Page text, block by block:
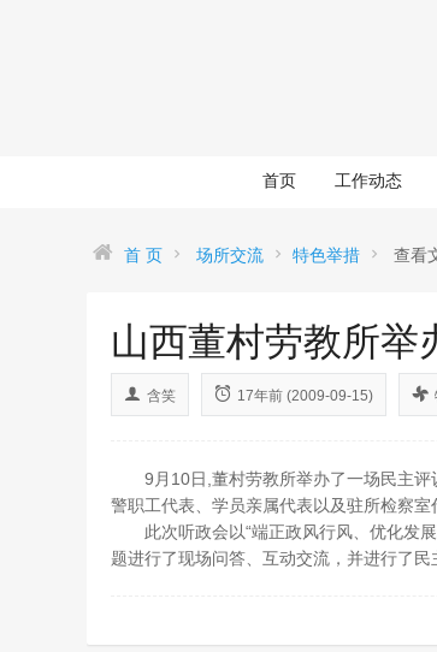
首页 工作动态
首 页 场所交流 特色举措 查看
山西董村劳教所举
含笑 17年前 (2009-09-15)
9月10日,董村劳教所举办了一场民主
警职工代表、学员亲属代表以及驻所检察室
此次听政会以“端正政风行风、优化发
题进行了现场问答、互动交流，并进行了民